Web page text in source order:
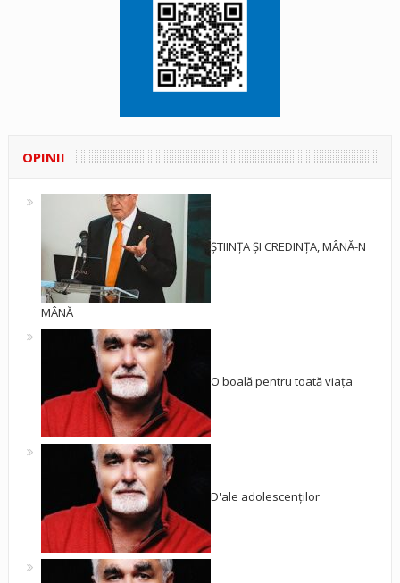
OPINII
ȘTIINȚA ȘI CREDINȚA, MÂNĂ-N
MÂNĂ
O boală pentru toată viața
D'ale adolescenților